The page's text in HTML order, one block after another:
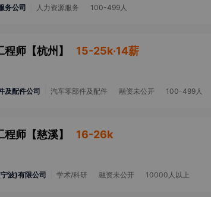
务公司 人力资源服务 100-499人
程师 【杭州 】 15-25k·14薪
及配件公司 汽车零部件及配件 融资未公开 100-499人
程师 【慈溪】 16-26k
波)有限公司 学术/科研 融资未公开 10000人以上